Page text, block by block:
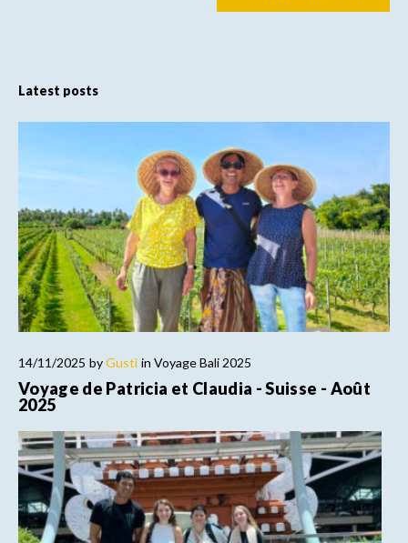
Latest posts
14/11/2025 byGusti in Voyage Bali 2025
Voyage de Patricia et Claudia - Suisse - Août
2025